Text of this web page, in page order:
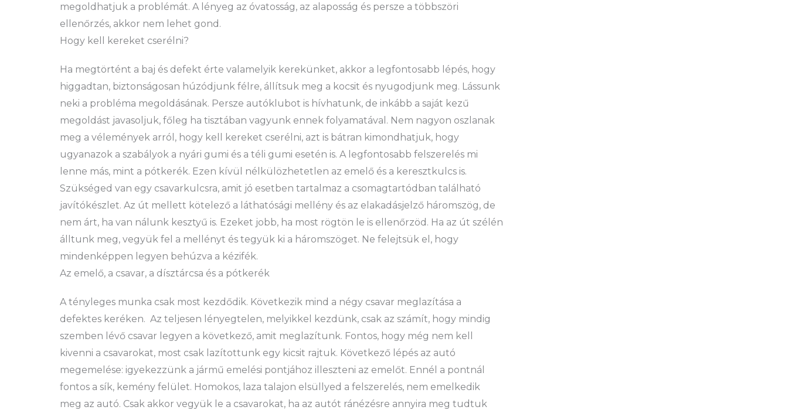
megoldhatjuk a problémát. A lényeg az óvatosság, az alaposság és persze a többszöri
ellenőrzés, akkor nem lehet gond.
Hogy kell kereket cserélni?
Ha megtörtént a baj és defekt érte valamelyik kerekünket, akkor a legfontosabb lépés, hogy
higgadtan, biztonságosan húzódjunk félre, állítsuk meg a kocsit és nyugodjunk meg. Lássunk
neki a probléma megoldásának. Persze autóklubot is hívhatunk, de inkább a saját kezű
megoldást javasoljuk, főleg ha tisztában vagyunk ennek folyamatával. Nem nagyon oszlanak
meg a vélemények arról, hogy kell kereket cserélni, azt is bátran kimondhatjuk, hogy
ugyanazok a szabályok a nyári gumi és a téli gumi esetén is. A legfontosabb felszerelés mi
lenne más, mint a pótkerék. Ezen kívül nélkülözhetetlen az emelő és a keresztkulcs is.
Szükséged van egy csavarkulcsra, amit jó esetben tartalmaz a csomagtartódban található
javítókészlet. Az út mellett kötelező a láthatósági mellény és az elakadásjelző háromszög, de
nem árt, ha van nálunk kesztyű is. Ezeket jobb, ha most rögtön le is ellenőrzöd. Ha az út szélén
álltunk meg, vegyük fel a mellényt és tegyük ki a háromszöget. Ne felejtsük el, hogy
mindenképpen legyen behúzva a kézifék.
Az emelő, a csavar, a dísztárcsa és a pótkerék
A tényleges munka csak most kezdődik. Következik mind a négy csavar meglazítása a
defektes keréken. Az teljesen lényegtelen, melyikkel kezdünk, csak az számít, hogy mindig
szemben lévő csavar legyen a következő, amit meglazítunk. Fontos, hogy még nem kell
kivenni a csavarokat, most csak lazítottunk egy kicsit rajtuk. Következő lépés az autó
megemelése: igyekezzünk a jármű emelési pontjához illeszteni az emelőt. Ennél a pontnál
fontos a sík, kemény felület. Homokos, laza talajon elsüllyed a felszerelés, nem emelkedik
meg az autó. Csak akkor vegyük le a csavarokat, ha az autót ránézésre annyira meg tudtuk